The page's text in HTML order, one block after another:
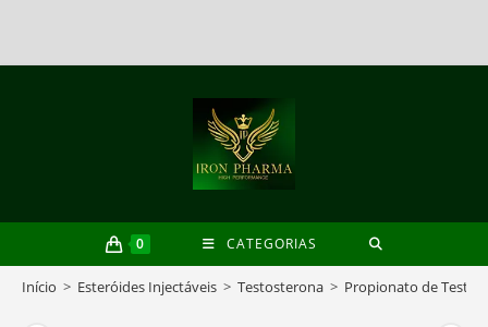
0 CATEGORIAS
Início > Esteróides Injectáveis > Testosterona > Propionato de